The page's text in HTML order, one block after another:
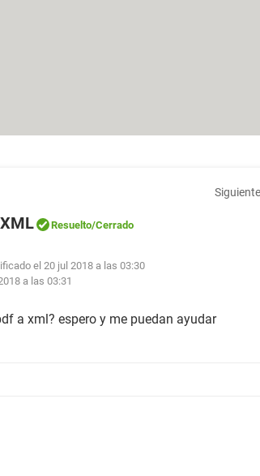
Resuelto/Cerrado
el 20 jul 2018 a las 03:30
a las 03:31
a xml? espero y me puedan ayudar